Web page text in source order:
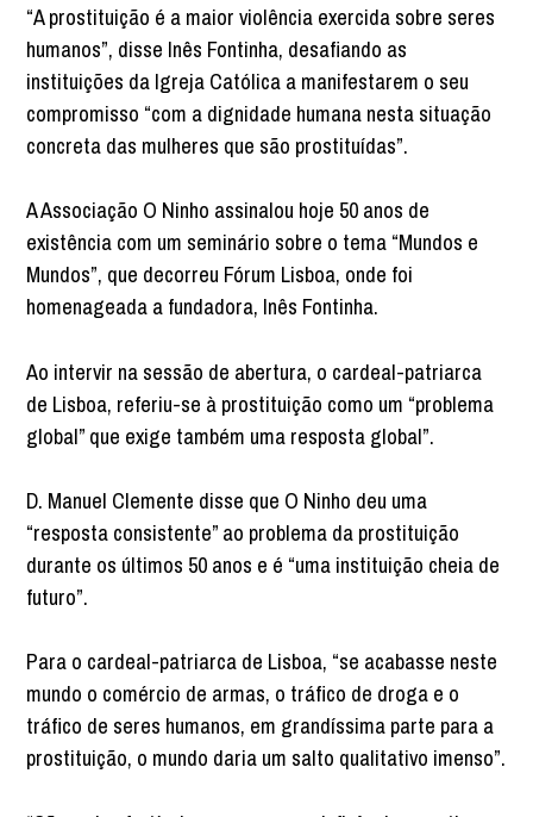
“A prostituição é a maior violência exercida sobre seres
humanos”, disse Inês Fontinha, desafiando as
instituições da Igreja Católica a manifestarem o seu
compromisso “com a dignidade humana nesta situação
concreta das mulheres que são prostituídas”.
A Associação O Ninho assinalou hoje 50 anos de
existência com um seminário sobre o tema “Mundos e
Mundos”, que decorreu Fórum Lisboa, onde foi
homenageada a fundadora, Inês Fontinha.
Ao intervir na sessão de abertura, o cardeal-patriarca
de Lisboa, referiu-se à prostituição como um “problema
global” que exige também uma resposta global”.
D. Manuel Clemente disse que O Ninho deu uma
“resposta consistente” ao problema da prostituição
durante os últimos 50 anos e é “uma instituição cheia de
futuro”.
Para o cardeal-patriarca de Lisboa, “se acabasse neste
mundo o comércio de armas, o tráfico de droga e o
tráfico de seres humanos, em grandíssima parte para a
prostituição, o mundo daria um salto qualitativo imenso”.